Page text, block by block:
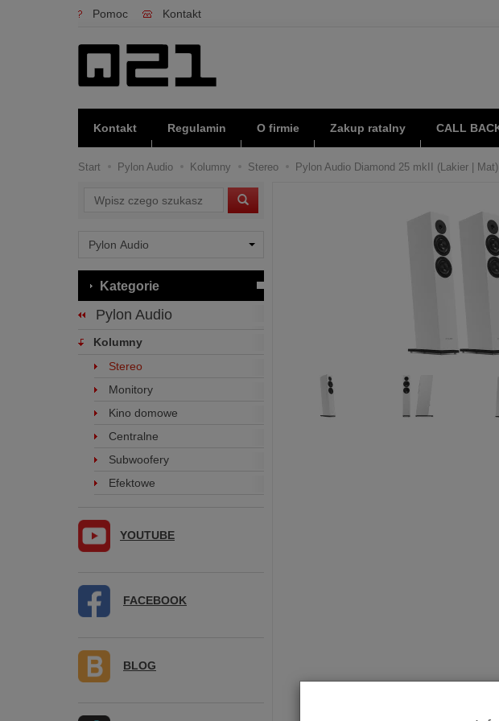
Pomoc Kontakt
Kontakt Regulamin O firmie Zakup ratalny CALL
Start Pylon Audio Kolumny Stereo Pylon Audio Diamond 25 mkII (Lakier |
Wyszukaj
Kategorie
Pylon Audio
Kolumny
Stereo
Monitory
Kino domowe
Centralne
Subwoofery
Efektowe
YOUTUBE
FACEBOOK
BLOG